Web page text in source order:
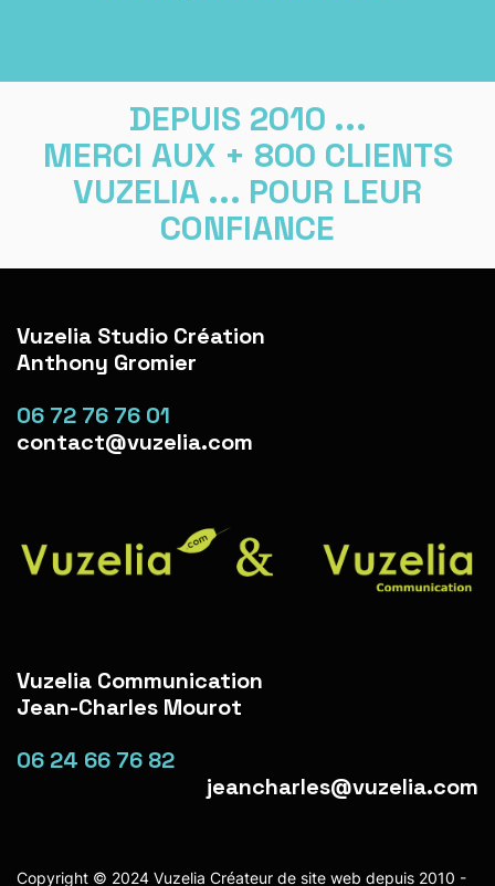
DEPUIS 2010 ...
MERCI AUX + 800 CLIENTS
VUZELIA ... POUR LEUR
CONFIANCE
Vuzelia Studio Création
Anthony Gromier
06 72 76 76 01
contact@vuzelia.com
Vuzelia Communication
Jean-Charles Mourot
06 24 66 76 82
jeancharles@vuzelia.com
Copyright © 2024 Vuzelia Créateur de site web depuis 2010 -